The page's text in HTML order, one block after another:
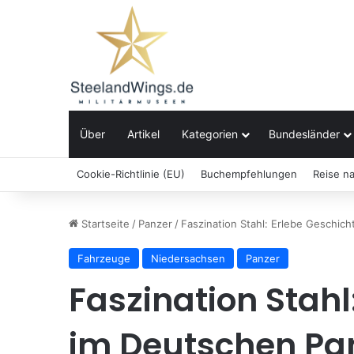
Über Artikel Kategorien Bundesländer
Cookie-Richtlinie (EU) Buchempfehlungen Reise
Startseite / Panzer / Faszination Stahl: Erlebe
Fahrzeuge Niedersachsen Panzer
Faszination
im Deutschen